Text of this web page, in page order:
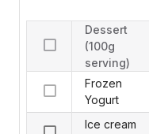
Dessert
(100g
serving)
Frozen
Yogurt
Ice cream